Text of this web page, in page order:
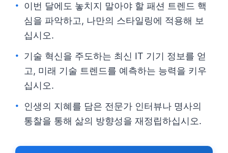
이번 달에도 놓치지 말아야 할 패션 트렌드 핵
심을 파악하고, 나만의 스타일링에 적용해 보
십시오.
기술 혁신을 주도하는 최신 IT 기기 정보를 얻
고, 미래 기술 트렌드를 예측하는 능력을 키우
십시오.
인생의 지혜를 담은 전문가 인터뷰나 명사의
통찰을 통해 삶의 방향성을 재정립하십시오.